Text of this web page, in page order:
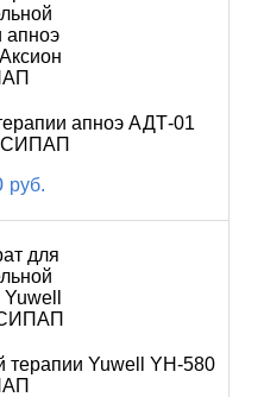
апноэ АДТ-01
СИПАП
руб.
терапии Yuwell YH-580